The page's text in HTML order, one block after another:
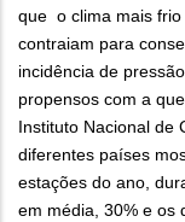
que o clima mais
contraiam para
incidência de
propensos com a
Instituto Nacional de
diferentes países
estações do ano,
em média, 30% e os